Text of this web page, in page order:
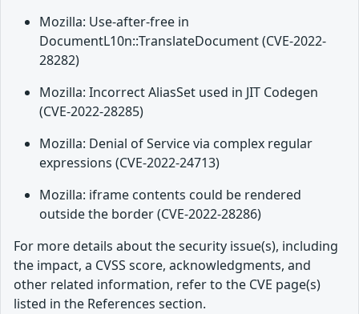
Mozilla: Use-after-free in
DocumentL10n::TranslateDocument (CVE-2022-
28282)
Mozilla: Incorrect AliasSet used in JIT Codegen
(CVE-2022-28285)
Mozilla: Denial of Service via complex regular
expressions (CVE-2022-24713)
Mozilla: iframe contents could be rendered
outside the border (CVE-2022-28286)
For more details about the security issue(s), including
the impact, a CVSS score, acknowledgments, and
other related information, refer to the CVE page(s)
listed in the References section.